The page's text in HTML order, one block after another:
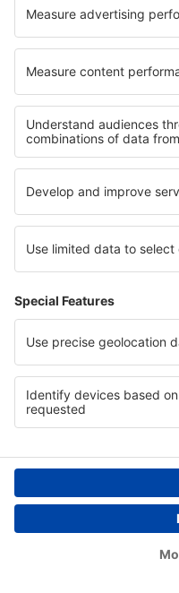
Cele mai bune locuri de
Cazare în Regiunea Mont
Cazare către Languedoc-
Cazare în Val d'Isère
Cazare in Orava
Cazare in Curacao
Copyright ©